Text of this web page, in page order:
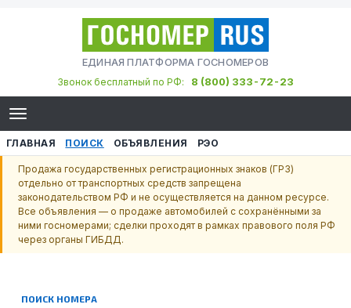
ЕДИНАЯ ПЛАТФОРМА ГОСНОМЕРОВ
Звонок бесплатный по РФ:
8 (800) 333-72-23
ГЛАВНАЯ ПОИСК ОБЪЯВЛЕНИЯ РЭО
Продажа государственных регистрационных знаков (ГРЗ)
отдельно от транспортных средств запрещена
законодательством РФ и не осуществляется на данном ресурсе.
Все объявления — о продаже автомобилей с сохранёнными за
ними госномерами; сделки проходят в рамках правового поля РФ
через органы ГИБДД.
ПОИСК НОМЕРА